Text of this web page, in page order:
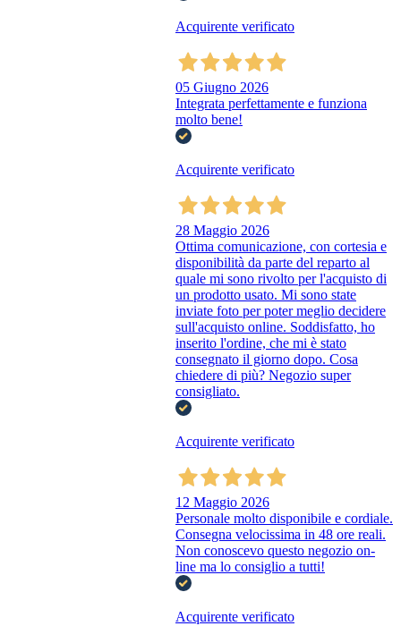
Acquirente verificato
05 Giugno 2026
Integrata perfettamente e funziona
molto bene!
Acquirente verificato
28 Maggio 2026
Ottima comunicazione, con cortesia e
disponibilità da parte del reparto al
quale mi sono rivolto per l'acquisto di
un prodotto usato. Mi sono state
inviate foto per poter meglio decidere
sull'acquisto online. Soddisfatto, ho
inserito l'ordine, che mi è stato
consegnato il giorno dopo. Cosa
chiedere di più? Negozio super
consigliato.
Acquirente verificato
12 Maggio 2026
Personale molto disponibile e cordiale.
Consegna velocissima in 48 ore reali.
Non conoscevo questo negozio on-
line ma lo consiglio a tutti!
Acquirente verificato